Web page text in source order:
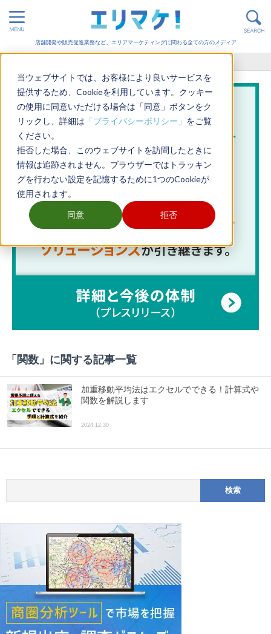
当ウェブサイトでは、お客様により良いサービスを
提供するため、Cookieを利用しています。クッキー
の使用に同意いただける場合は「同意」ボタンをク
リックし、詳細は 「プライバシーポリシー」 をご覧
ください。
拒否した場合、このウェブサイトを訪問したときに
情報は追跡されません。ブラウザーではトラッキン
グを行わない設定を記憶するために1つのCookieが
使用されます。
同意 拒否
店舗開発や販売促進業務など、エリアマーケティングに関わる全ての方のメディア
「 関数 」に関する記事一覧
加重移動平均法はエクセルでできる！計算式や
関数を解説します
2024.12.30